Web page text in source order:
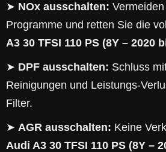
➤ NOx ausschalten:
Programme und retten Sie die
A3 30 TFSI 110 PS (8Y – 2020
➤ DPF ausschalten: Schluss
Reinigungen und Leistungs-
Filter.
➤ AGR ausschalten: Keine
Audi A3 30 TFSI 110 PS (8Y –